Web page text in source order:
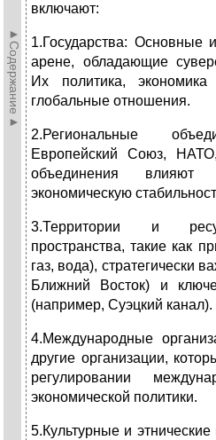
►Содержание►
включают:
1.Государства: Основные
арене, обладающие
Их политика,
глобальные отношения.
2.Региональные
Европейский Союз,
объединения
экономическую
3.Территории и
пространства, такие как
газ, вода), стратегически
Ближний Восток) и
(например, Суэцкий канал).
4.Международные
другие организации,
регулировании
экономической политики.
5.Культурные и